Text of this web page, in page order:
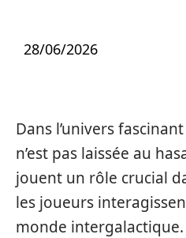
28/06/2026
Dans l’univers
n’est pas laissée au
jouent un rôle crucial
les joueurs
monde